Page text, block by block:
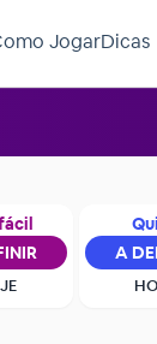
JogarDicas
A